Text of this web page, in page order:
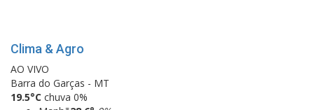
Clima & Agro
AO VIVO
Barra do Garças - MT
19.5°C chuva 0%